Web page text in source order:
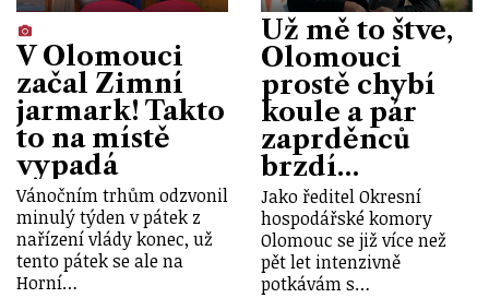
V Olomouci
začal Zimní
jarmark! Takto
to na místě
vypadá
Vánočním trhům odzvonil
minulý týden v pátek z
nařízení vlády konec, už
tento pátek se ale na
Horní…
Už mě to štve,
Olomouci
prostě chybí
koule a pár
zaprděnců
brzdí…
Jako ředitel Okresní
hospodářské komory
Olomouc se již více než
pět let intenzivně
potkávám s…